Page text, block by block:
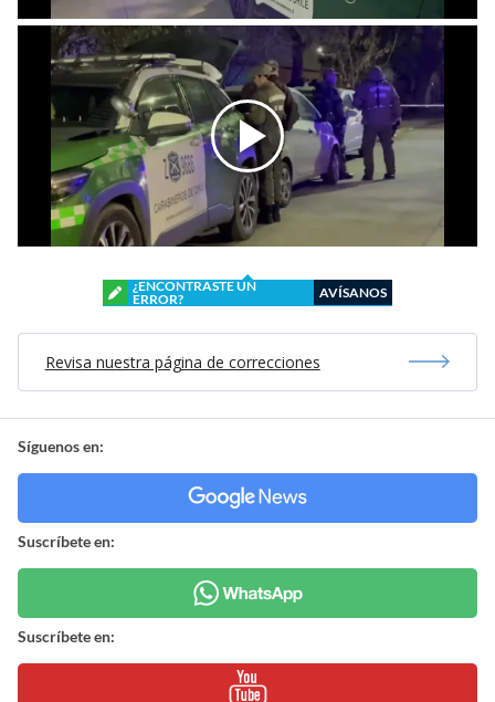
¿ENCONTRASTE UN
ERROR?
AVÍSANOS
Revisa nuestra página de correcciones
Síguenos en:
Suscríbete en:
Suscríbete en: